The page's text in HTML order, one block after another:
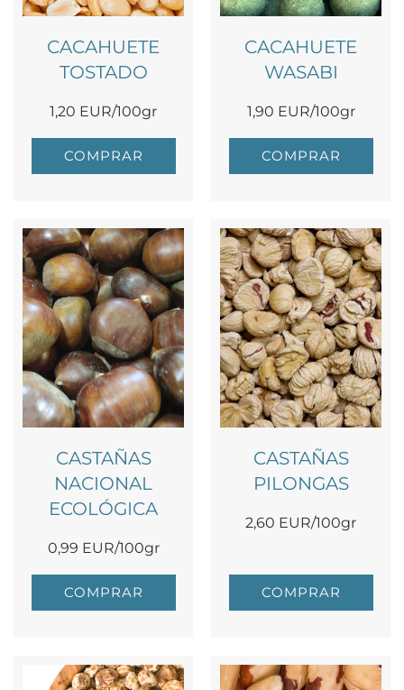
CACAHUETE
TOSTADO
1,20 EUR/100gr
COMPRAR
CACAHUETE
WASABI
1,90 EUR/100gr
COMPRAR
CASTAÑAS
NACIONAL
ECOLÓGICA
0,99 EUR/100gr
COMPRAR
CASTAÑAS
PILONGAS
2,60 EUR/100gr
COMPRAR